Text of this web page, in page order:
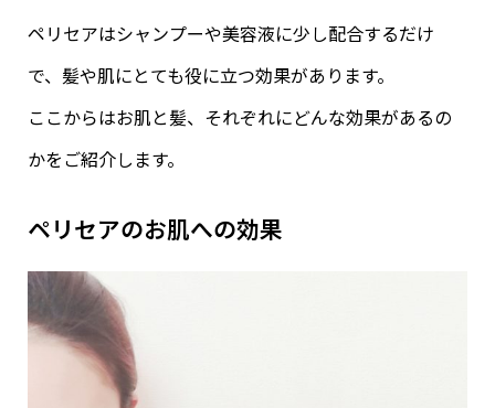
ペリセアはシャンプーや美容液に少し配合するだけ
で、髪や肌にとても役に立つ効果があります。
ここからはお肌と髪、それぞれにどんな効果があるの
かをご紹介します。
ペリセアのお肌への効果